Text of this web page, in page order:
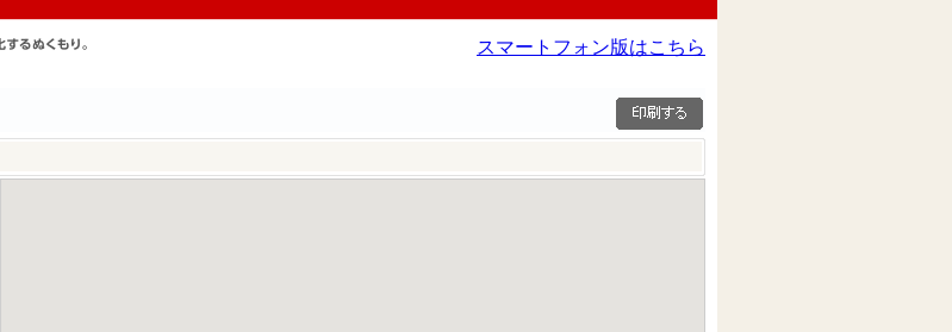
スマートフォン版はこちら